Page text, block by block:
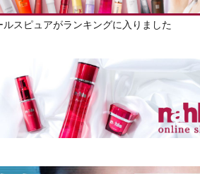
ルスピュアがランキングに入りました